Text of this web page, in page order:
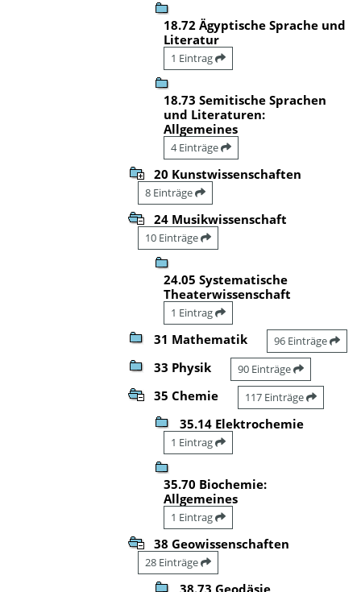
18.72 Ägyptische Sprache und
Literatur
1 Eintrag
18.73 Semitische Sprachen
und Literaturen:
Allgemeines
4 Einträge
20 Kunstwissenschaften
8 Einträge
24 Musikwissenschaft
10 Einträge
24.05 Systematische
Theaterwissenschaft
1 Eintrag
31 Mathematik 96 Einträge
33 Physik 90 Einträge
35 Chemie 117 Einträge
35.14 Elektrochemie
1 Eintrag
35.70 Biochemie:
Allgemeines
1 Eintrag
38 Geowissenschaften
28 Einträge
38.73 Geodäsie